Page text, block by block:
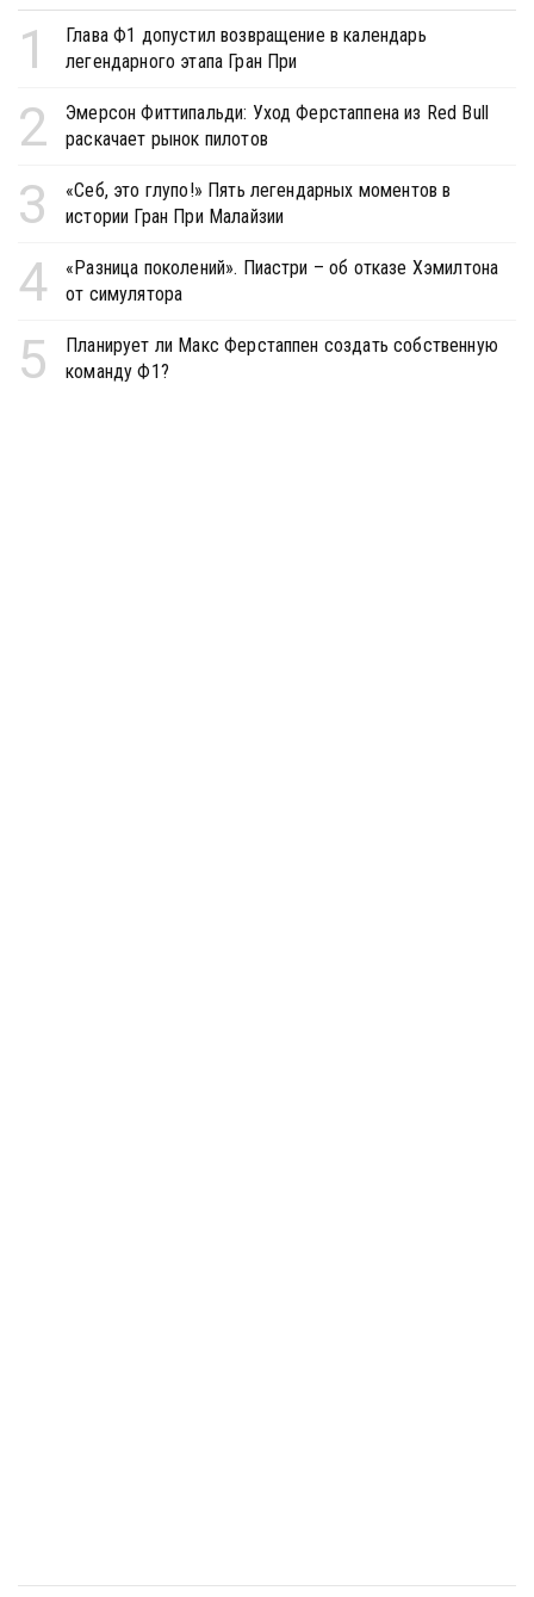
1
Глава Ф1 допустил возвращение в календарь
легендарного этапа Гран При
2
Эмерсон Фиттипальди: Уход Ферстаппена из Red Bull
раскачает рынок пилотов
3
«Себ, это глупо!» Пять легендарных моментов в
истории Гран При Малайзии
4
«Разница поколений». Пиастри – об отказе Хэмилтона
от симулятора
5
Планирует ли Макс Ферстаппен создать собственную
команду Ф1?